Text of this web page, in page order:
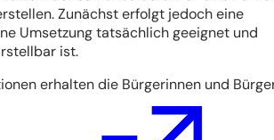
Zunächst erfolgt jedoch eine
Umsetzung tatsächlich geeignet und
ist.
erhalten die Bürgerinnen und